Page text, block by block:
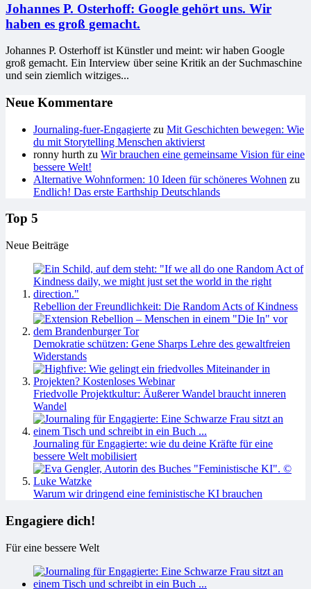
Johannes P. Osterhoff: Google gehört uns. Wir
haben es groß gemacht.
Johannes P. Osterhoff ist Künstler und meint: wir haben Google
groß gemacht. Ein Interview über seine Kritik an der Suchmaschine
und sein ziemlich witziges...
Neue Kommentare
Journaling-fuer-Engagierte zu Mit Geschichten bewegen: Wie
du mit Storytelling Menschen aktivierst
ronny hurth zu Wir brauchen eine gemeinsame Vision für eine
bessere Welt!
Alternative Wohnformen: 10 Ideen für schöneres Wohnen zu
Endlich! Das erste Earthship Deutschlands
Top 5
Neue Beiträge
Rebellion der Freundlichkeit: Die Random Acts of Kindness
Demokratie schützen: Gene Sharps Lehre des gewaltfreien
Widerstands
Friedvolle Projektkultur: Äußerer Wandel braucht inneren
Wandel
Journaling für Engagierte: wie du deine Kräfte für eine
bessere Welt mobilisiert
Warum wir dringend eine feministische KI brauchen
Engagiere dich!
Für eine bessere Welt